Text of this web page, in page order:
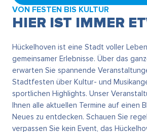
VON FESTEN BIS KULTUR
HIER IST IMMER
Hückelhoven ist eine Stadt voller
gemeinsamer Erlebnisse. Über das
erwarten Sie spannende
Stadtfesten über Kultur- und
sportlichen Highlights. Unser
Ihnen alle aktuellen Termine auf einen
Neues zu entdecken. Schauen Sie
verpassen Sie kein Event, das